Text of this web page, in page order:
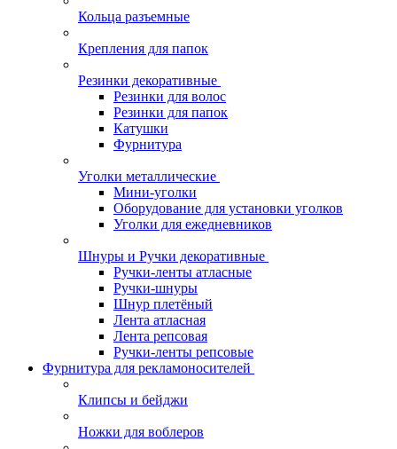
Кольца разъемные
Крепления для папок
Резинки декоративные
Резинки для волос
Резинки для папок
Катушки
Фурнитура
Уголки металлические
Мини-уголки
Оборудование для установки уголков
Уголки для ежедневников
Шнуры и Ручки декоративные
Ручки-ленты атласные
Ручки-шнуры
Шнур плетёный
Лента атласная
Лента репсовая
Ручки-ленты репсовые
Фурнитура для рекламоносителей
Клипсы и бeйджи
Ножки для воблеров